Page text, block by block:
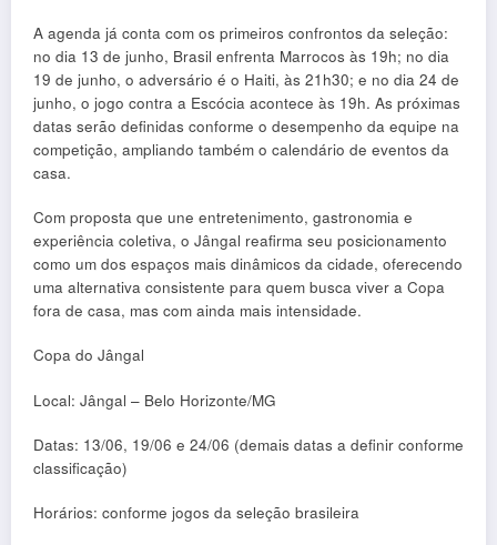
A agenda já conta com os primeiros confrontos da seleção:
no dia 13 de junho, Brasil enfrenta Marrocos às 19h; no dia
19 de junho, o adversário é o Haiti, às 21h30; e no dia 24 de
junho, o jogo contra a Escócia acontece às 19h. As próximas
datas serão definidas conforme o desempenho da equipe na
competição, ampliando também o calendário de eventos da
casa.
Com proposta que une entretenimento, gastronomia e
experiência coletiva, o Jângal reafirma seu posicionamento
como um dos espaços mais dinâmicos da cidade, oferecendo
uma alternativa consistente para quem busca viver a Copa
fora de casa, mas com ainda mais intensidade.
Copa do Jângal
Local: Jângal – Belo Horizonte/MG
Datas: 13/06, 19/06 e 24/06 (demais datas a definir conforme
classificação)
Horários: conforme jogos da seleção brasileira